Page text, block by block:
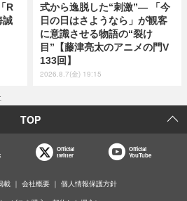
R
誠
式から逸脱した“刺激”― 「今
日の日はさようなら」が観客
に意識させる物語の“裂け
目”【藤津亮太のアニメの門V
133回】
2026.8.7(金) 19:15
TOP
Official
twitter
Official
YouTube
載 会社概要 個人情報保護方針